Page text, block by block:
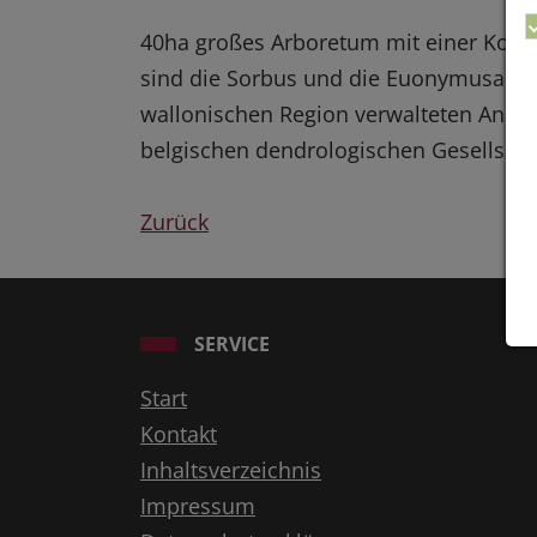
40ha großes Arboretum mit einer
sind die Sorbus und die
wallonischen Region verwalteten
belgischen dendrologischen
Zurück
SERVICE
Start
Kontakt
Inhaltsverzeichnis
Impressum